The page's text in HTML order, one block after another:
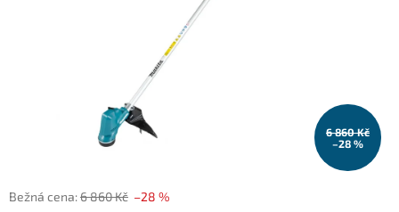
6 860 Kč
–28 %
6 860 Kč –28 %